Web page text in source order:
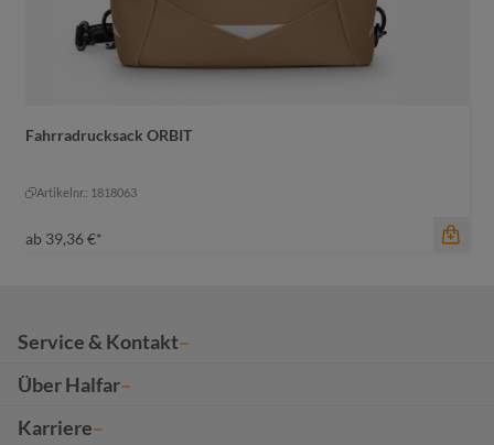
grau meliert
grau meliert
Fahrradrucksack ORBIT
Artikelnr.: 1818063
ab 39,36 €*
Service & Kontakt
Über Halfar
Karriere